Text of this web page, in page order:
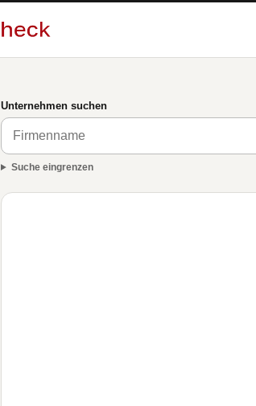
Unternehmen suchen
Suche eingrenzen